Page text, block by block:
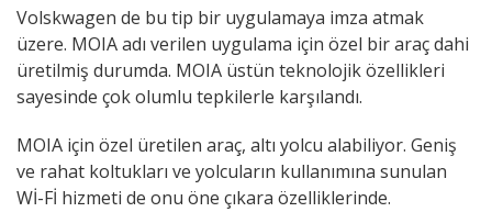
Volskwagen de bu tip bir uygulamaya imza atmak
üzere. MOIA adı verilen uygulama için özel bir araç dahi
üretilmiş durumda. MOIA üstün teknolojik özellikleri
sayesinde çok olumlu tepkilerle karşılandı.
MOIA için özel üretilen araç, altı yolcu alabiliyor. Geniş
ve rahat koltukları ve yolcuların kullanımına sunulan
Wİ-Fİ hizmeti de onu öne çıkara özelliklerinde.